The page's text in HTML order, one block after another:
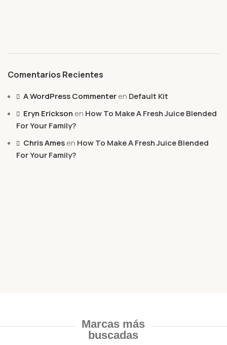
Comentarios Recientes
A WordPress Commenteren Default Kit
Eryn Erickson en How To Make A Fresh Juice Blended
For Your Family?
Chris Amesen How To Make A Fresh Juice Blended
For Your Family?
Marcas más
buscadas